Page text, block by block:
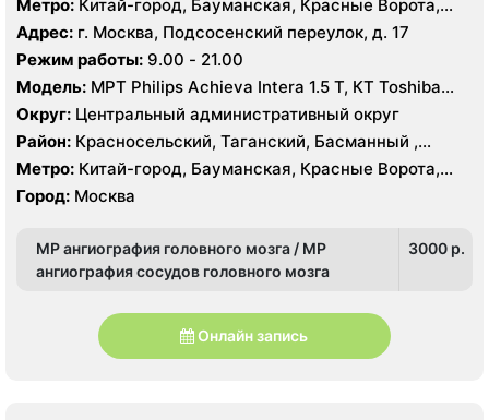
Метро: Китай-город, Бауманская, Красные Ворота,
Кузнецкий мост, Курская, Лубянка, Площадь Ильича,
Сретенский бульвар, Таганская, Чкаловская
Адрес: г. Москва, Подсосенский переулок, д. 17
Режим работы: 9.00 - 21.00
Модель: МРТ Philips Achieva Intera 1.5 T, КТ Toshiba
Aquilion CXL 128 срезов, УЗИ
Округ: Центральный административный округ
Район: Красносельский, Таганский, Басманный ,
Тверской
Метро: Китай-город, Бауманская, Красные Ворота,
Кузнецкий мост, Курская, Лубянка, Площадь Ильича,
Сретенский бульвар, Таганская, Чкаловская
Город: Москва
МР ангиография головного мозга / МР
ангиография сосудов головного мозга
3000 p.
Онлайн запись